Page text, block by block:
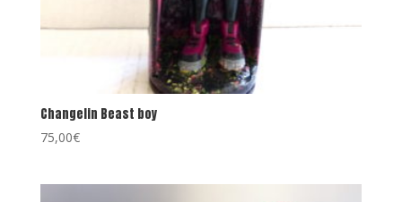
Changelin Beast boy
75,00€